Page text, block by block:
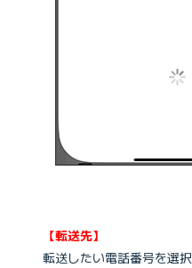
【転送先】
転送したい電話番号を選